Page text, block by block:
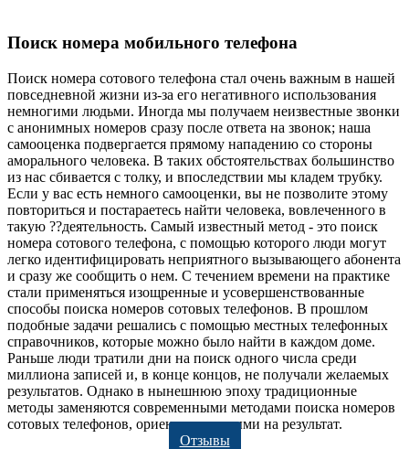
Поиск номера мобильного телефона
Поиск номера сотового телефона стал очень важным в нашей
повседневной жизни из-за его негативного использования
немногими людьми. Иногда мы получаем неизвестные звонки
с анонимных номеров сразу после ответа на звонок; наша
самооценка подвергается прямому нападению со стороны
аморального человека. В таких обстоятельствах большинство
из нас сбивается с толку, и впоследствии мы кладем трубку.
Если у вас есть немного самооценки, вы не позволите этому
повториться и постараетесь найти человека, вовлеченного в
такую ??деятельность. Самый известный метод - это поиск
номера сотового телефона, с помощью которого люди могут
легко идентифицировать неприятного вызывающего абонента
и сразу же сообщить о нем. С течением времени на практике
стали применяться изощренные и усовершенствованные
способы поиска номеров сотовых телефонов. В прошлом
подобные задачи решались с помощью местных телефонных
справочников, которые можно было найти в каждом доме.
Раньше люди тратили дни на поиск одного числа среди
миллиона записей и, в конце концов, не получали желаемых
результатов. Однако в нынешнюю эпоху традиционные
методы заменяются современными методами поиска номеров
сотовых телефонов, ориентированными на результат.
Отзывы